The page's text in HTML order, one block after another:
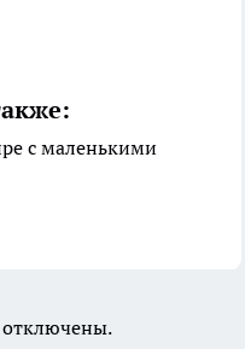
с маленькими
отключены.